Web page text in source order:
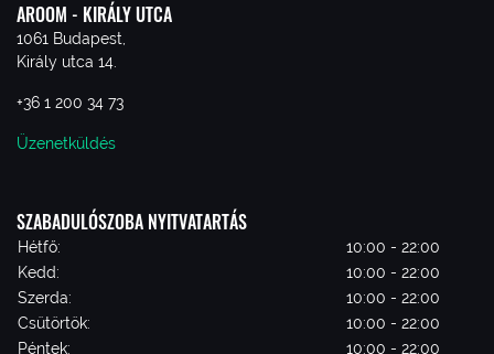
AROOM - KIRÁLY UTCA
1061 Budapest,
Király utca 14.
+36 1 200 34 73
Üzenetküldés
SZABADULÓSZOBA NYITVATARTÁS
Hétfő:
10:00 - 22:00
Kedd:
10:00 - 22:00
Szerda:
10:00 - 22:00
Csütörtök:
10:00 - 22:00
Péntek:
10:00 - 22:00